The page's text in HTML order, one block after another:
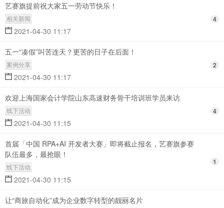
艺赛旗提前祝大家五一劳动节快乐！
相关新闻
2021-04-30 11:17
4
五一“凑假”叫苦连天？更苦的日子在后面！
案例分享
2021-04-30 11:17
2
欢迎上海国家会计学院山东高速财务骨干培训班学员来访
线下活动
2021-04-30 11:15
4
首届「中国 RPA+AI 开发者大赛」即将截止报名，艺赛旗参赛
队伍最多，最抢眼！
线下活动
2021-04-30 11:15
1
让“商旅自动化”成为企业数字转型的靓丽名片